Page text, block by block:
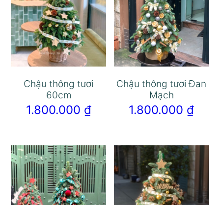
Chậu thông tươi
60cm
1.800.000 ₫
Chậu thông tươi Đan
Mạch
1.800.000 ₫